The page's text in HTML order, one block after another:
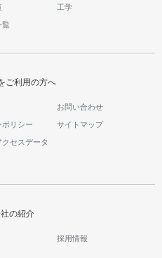
工学
覧
ご利用の方へ
お問い合わせ
ポリシー サイトマップ
セスデータ
の紹介
採用情報